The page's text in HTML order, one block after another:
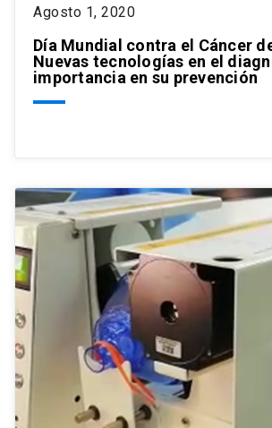
Agosto 1, 2020
Día Mundial contra el Cáncer
Nuevas tecnologías en el
importancia en su prevención